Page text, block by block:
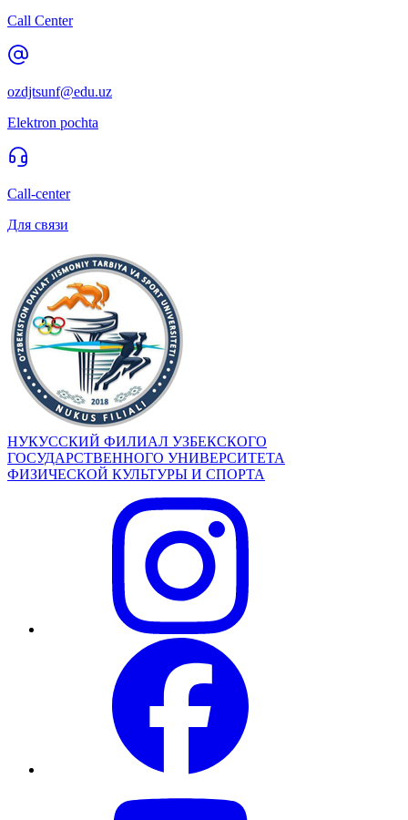
Call Center
ozdjtsunf@edu.uz
Elektron pochta
Call-center
Для связи
НУКУССКИЙ ФИЛИАЛ УЗБЕКСКОГО
ГОСУДАРСТВЕННОГО УНИВЕРСИТЕТА
ФИЗИЧЕСКОЙ КУЛЬТУРЫ И СПОРТА